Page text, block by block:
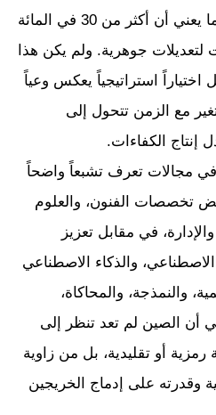
10200 تخصص جديد، وهو ما يعني أن أكثر من 30 في المائة
جوهرية. ولم يكن هذا
اختياراً استراتيجياً يعكس وعياً
مع الزمن تتحول إلى
إنتاج الكفاءات.
في مجالات تعرف تشبعاً واضحاً
تخصصات الفنون، والعلوم
والإدارة، في مقابل تعزيز
الاصطناعي، والذكاء الاصطناعي
والنمذجة، والمحاكاة،
أن الصين لم تعد تنظر إلى
أو تقليدية، بل من زاوية
وقدرته على إدماج الخريجين